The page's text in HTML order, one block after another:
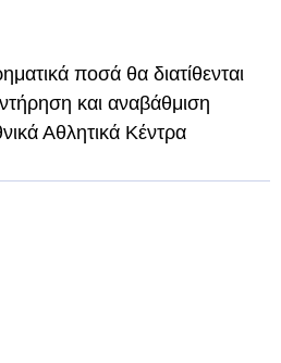
ποσά θα διατίθενται
και αναβάθμιση
Αθλητικά Κέντρα